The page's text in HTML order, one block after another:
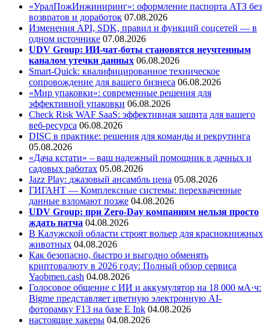
«УралПожИнжиниринг»: оформление паспорта АТЗ без
возвратов и доработок 07.08.2026
Изменения API, SDK, правил и функций соцсетей — в
одном источнике 07.08.2026
UDV Group: ИИ-чат-боты становятся неучтенным
каналом утечки данных 06.08.2026
Smart-Quick: квалифицированное техническое
сопровождение для вашего бизнеса 06.08.2026
«Мир упаковки»: современные решения для
эффективной упаковки 06.08.2026
Check Risk WAF SaaS: эффективная защита для вашего
веб-ресурса 06.08.2026
DISC в практике: решения для команды и рекрутинга
05.08.2026
«Дача кстати» – ваш надежный помощник в дачных и
садовых работах 05.08.2026
Jazz Play: джазовый ансамбль цена 05.08.2026
ГИГАНТ — Комплексные системы: перехваченные
данные взломают позже 04.08.2026
UDV Group: при Zero-Day компаниям нельзя просто
ждать патча 04.08.2026
В Калужской области строят вольер для краснокнижных
животных 04.08.2026
Как безопасно, быстро и выгодно обменять
криптовалюту в 2026 году: Полный обзор сервиса
Yaobmen.cash 04.08.2026
Голосовое общение с ИИ и аккумулятор на 18 000 мА·ч:
Bigme представляет цветную электронную AI-
фоторамку F13 на базе E Ink 04.08.2026
настоящие хакеры 04.08.2026